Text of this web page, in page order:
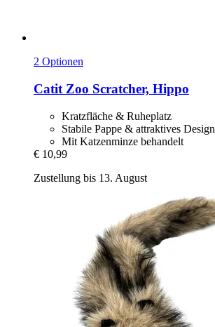
2 Optionen
Catit Zoo Scratcher, Hippo
Kratzfläche & Ruheplatz
Stabile Pappe & attraktives Design
Mit Katzenminze behandelt
€ 10,99
Zustellung bis 13. August